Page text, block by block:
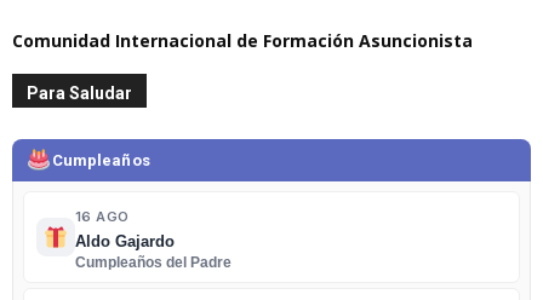
Comunidad Internacional de Formación Asuncionista
Para Saludar
Cumpleaños
16 AGO
Aldo Gajardo
Cumpleaños del Padre